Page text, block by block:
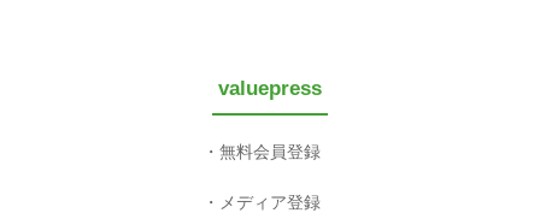
valuepress
無料会員登録
メディア登録